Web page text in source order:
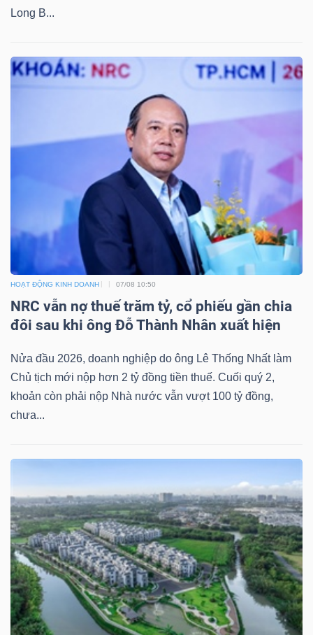
Long B...
HOẠT ĐỘNG KINH DOANH 07/08 10:50
NRC vẫn nợ thuế trăm tỷ, cổ phiếu gần chia
đôi sau khi ông Đỗ Thành Nhân xuất hiện
Nửa đầu 2026, doanh nghiệp do ông Lê Thống Nhất làm
Chủ tịch mới nộp hơn 2 tỷ đồng tiền thuế. Cuối quý 2,
khoản còn phải nộp Nhà nước vẫn vượt 100 tỷ đồng,
chưa...
LIỆU
Ngành
(-)
NĂNG
LƯỢNG
NGUYÊN
VẬT
LIỆU
CÔNG
TIÊU
DÙNG
KHÔNG
THIẾT